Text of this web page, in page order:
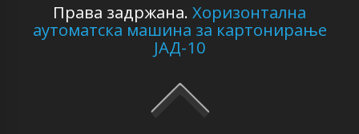
Права задржана. Хоризонтална
аутоматска машина за картонирање
ЈАД-10